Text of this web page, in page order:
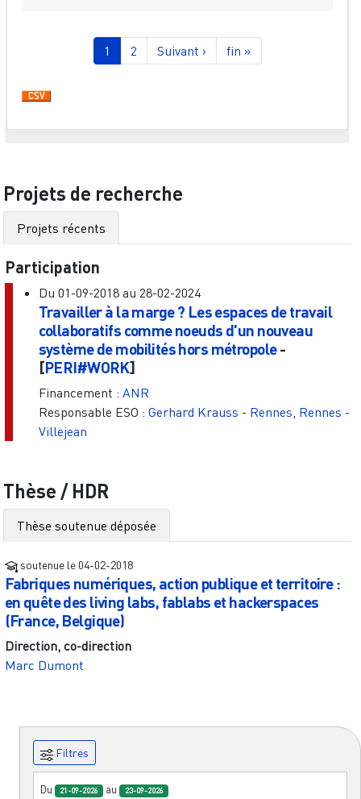
Pagination
Page courante
1 Page
2 Page suivante
Suivant › Dernière page
fin »
Projets de recherche
Projets récents
Participation
Du 01-09-2018au 28-02-2024
Travailler à la marge ? Les espaces de travail
collaboratifs comme noeuds d'un nouveau
système de mobilités hors métropole-
[PERI#WORK]
Financement : ANR
Responsable ESO : Gerhard Krauss - Rennes, Rennes -
Villejean
Thèse / HDR
Thèse soutenue déposée
soutenue le 04-02-2018
Fabriques numériques, action publique et territoire :
en quête des living labs, fablabs et hackerspaces
(France, Belgique)
Direction, co-direction
Marc Dumont
Filtres
Du 21-09-2026 au 23-09-2026